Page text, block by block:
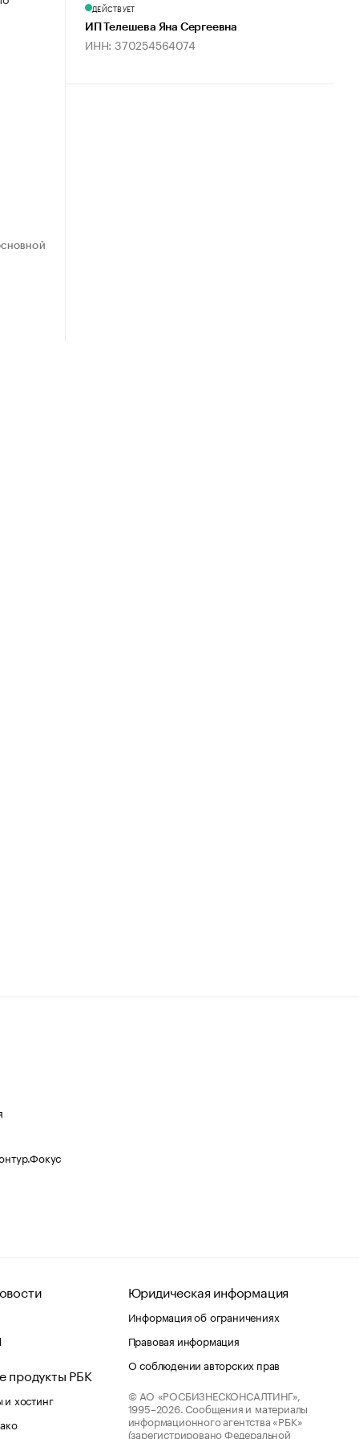
ДЕЙСТВУЕТ
ИП Телешева Яна Сергеевна
ИНН: 370254564074
продукты РБК
хостинг
Юридическая информация
Информация об ограничениях
Правовая информация
О соблюдении авторских прав
© АО «РОСБИЗНЕСКОНСАЛТИНГ»,
1995–2026. Сообщения и материалы
информационного агентства «РБК»
(зарегистрировано Федеральной